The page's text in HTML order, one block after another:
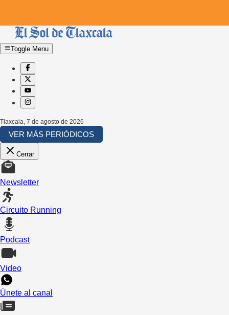
Toggle Menu
Tlaxcala 7 de agosto de 2026
VER MÁS PERIÓDICOS
Cerrar
Newsletter
Circuito Running
Podcast
Video
Únete al canal